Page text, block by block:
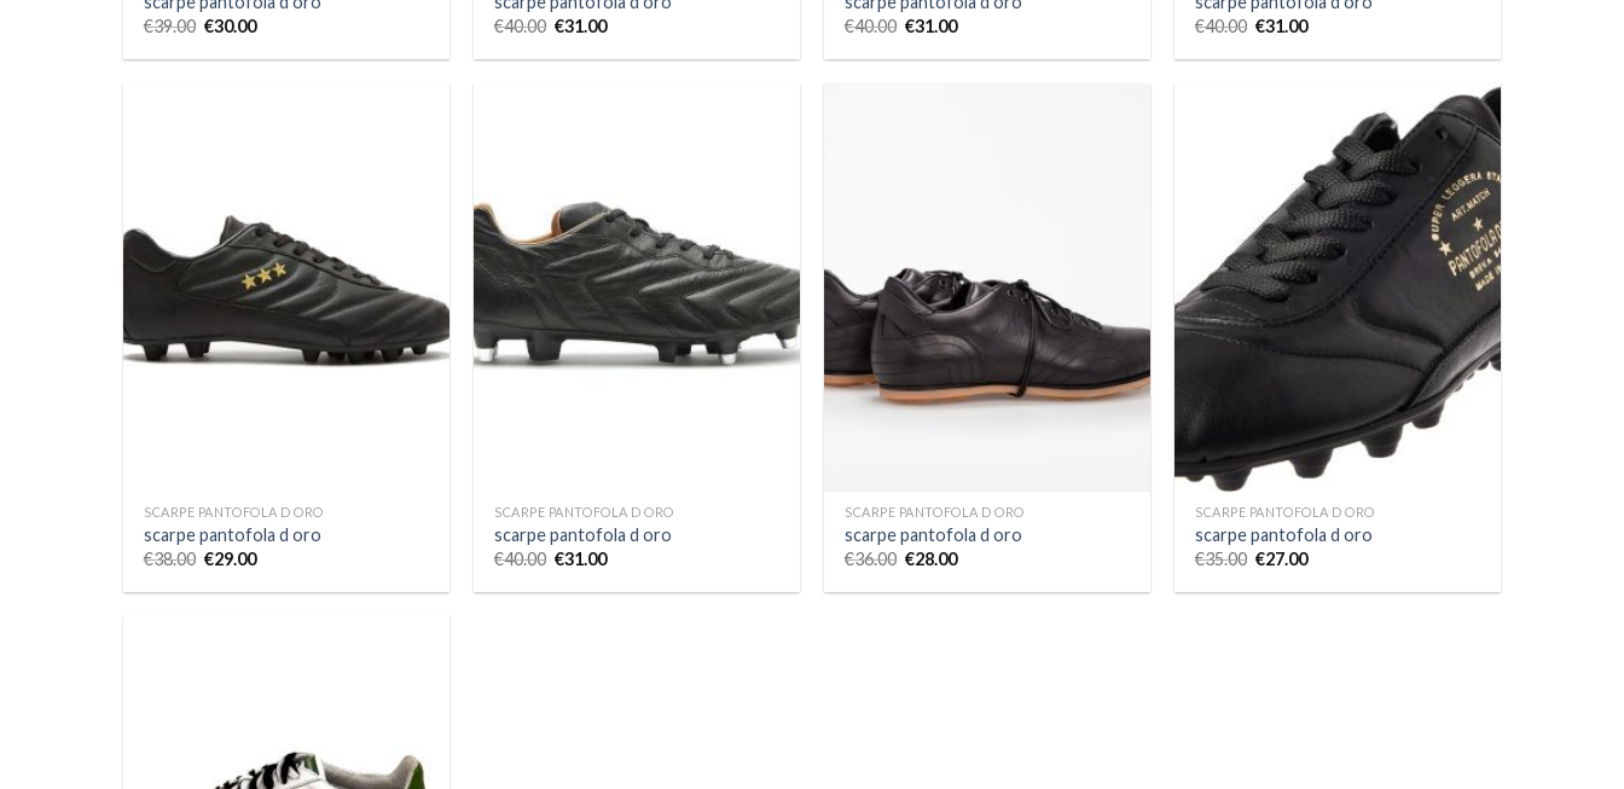
€39.00 €30.00
€40.00 €31.00
€40.00 €31.00
€40.00 €31.00
SCARPE PANTOFOLA D ORO
scarpe pantofola d oro
€38.00 €29.00
SCARPE PANTOFOLA D ORO
scarpe pantofola d oro
€40.00 €31.00
SCARPE PANTOFOLA D ORO
scarpe pantofola d oro
€36.00 €28.00
SCARPE PANTOFOLA D ORO
scarpe pantofola d oro
€35.00 €27.00